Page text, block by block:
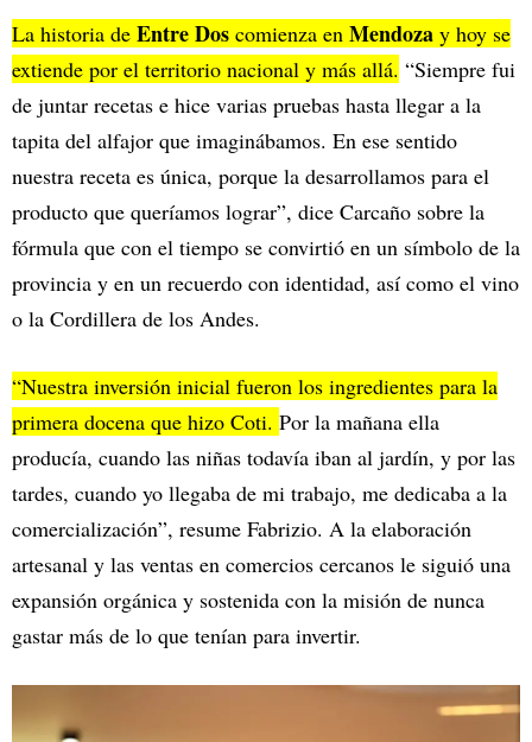
La historia de Entre Dos comienza en Mendoza y hoy se
extiende por el territorio nacional y más allá. “Siempre fui
de juntar recetas e hice varias pruebas hasta llegar a la
tapita del alfajor que imaginábamos. En ese sentido
nuestra receta es única, porque la desarrollamos para el
producto que queríamos lograr”, dice Carcaño sobre la
fórmula que con el tiempo se convirtió en un símbolo de la
provincia y en un recuerdo con identidad, así como el vino
o la Cordillera de los Andes.
“Nuestra inversión inicial fueron los ingredientes para la
primera docena que hizo Coti. Por la mañana ella
producía, cuando las niñas todavía iban al jardín, y por las
tardes, cuando yo llegaba de mi trabajo, me dedicaba a la
comercialización”, resume Fabrizio. A la elaboración
artesanal y las ventas en comercios cercanos le siguió una
expansión orgánica y sostenida con la misión de nunca
gastar más de lo que tenían para invertir.